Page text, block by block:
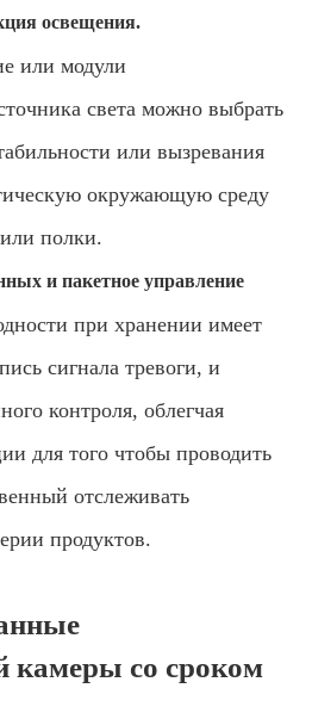
освещения.
или модули
света можно выбрать
или вызревания
окружающую среду
полки.
и пакетное управление
при хранении имеет
сигнала тревоги, и
контроля, облегчая
для того чтобы проводить
отслеживать
продуктов.
камеры со сроком